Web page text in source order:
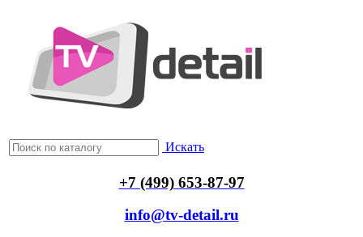
Искать
+7 (499) 653-87-97
info@tv-detail.ru